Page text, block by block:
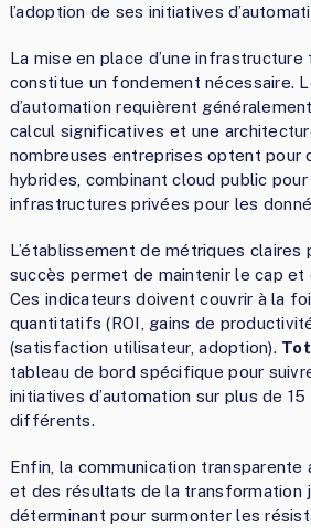
l’adoption de ses initiatives
La mise en place d’une
constitue un fondement nécessaire.
d’automation requièrent
calcul significatives et une
nombreuses entreprises optent pour
hybrides, combinant cloud public
infrastructures privées pour les
L’établissement de métriques claires
succès permet de maintenir le cap et
Ces indicateurs doivent couvrir à la
quantitatifs (ROI, gains de
(satisfaction utilisateur, adoption).
tableau de bord spécifique pour
initiatives d’automation sur plus de 15
différents.
Enfin, la communication
et des résultats de la transformation
déterminant pour surmonter les